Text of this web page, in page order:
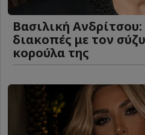
Βασιλική Ανδρίτσου:
διακοπές με τον
κορούλα της